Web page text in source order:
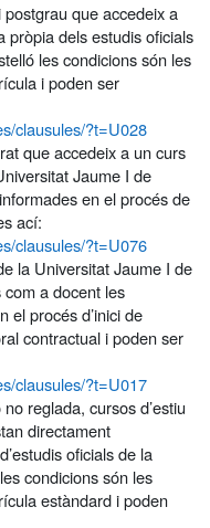
postgrau que accedeix a
pròpia dels estudis oficials
les condicions són les
i poden ser
clausules/?t=U028
que accedeix a un curs
Jaume I de
en el procés de
ací:
clausules/?t=U076
la Universitat Jaume I de
a docent les
el procés d’inici de
contractual i poden ser
clausules/?t=U017
reglada, cursos d’estiu
directament
oficials de la
condicions són les
estàndard i poden